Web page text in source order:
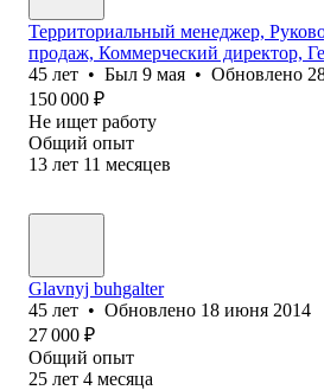
Территориальный менеджер,
продаж, Коммерческий директор,
45 лет • Был 9 мая • Обновлено
150 000 ₽
Не ищет работу
Общий опыт
13 лет 11 месяцев
Glavnyj buhgalter
45 лет • Обновлено 18 июня 2014
27 000 ₽
Общий опыт
25 лет 4 месяца